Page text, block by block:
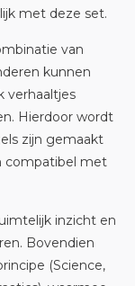
met deze set.
van
kunnen
verhaaltjes
Hierdoor wordt
zijn gemaakt
compatibel met
inzicht en
Bovendien
(Science,